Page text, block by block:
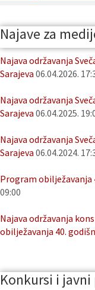
Najave za
Najava održavanja
Sarajeva 06.04.2026.
Najava održavanja
Sarajeva 06.04.2025.
Najava održavanja
Sarajeva 06.04.2024.
Program obilježavanja
09:00
Najava održavanja
obilježavanja 40.
Konkursi i javni